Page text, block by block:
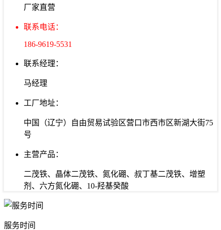
厂家直营
联系电话：
186-9619-5531
联系经理：
马经理
工厂地址：
中国（辽宁）自由贸易试验区营口市西市区新湖大街75
号
主营产品：
二茂铁、晶体二茂铁、氮化硼、叔丁基二茂铁、增塑
剂、六方氮化硼、10-羟基癸酸
服务时间